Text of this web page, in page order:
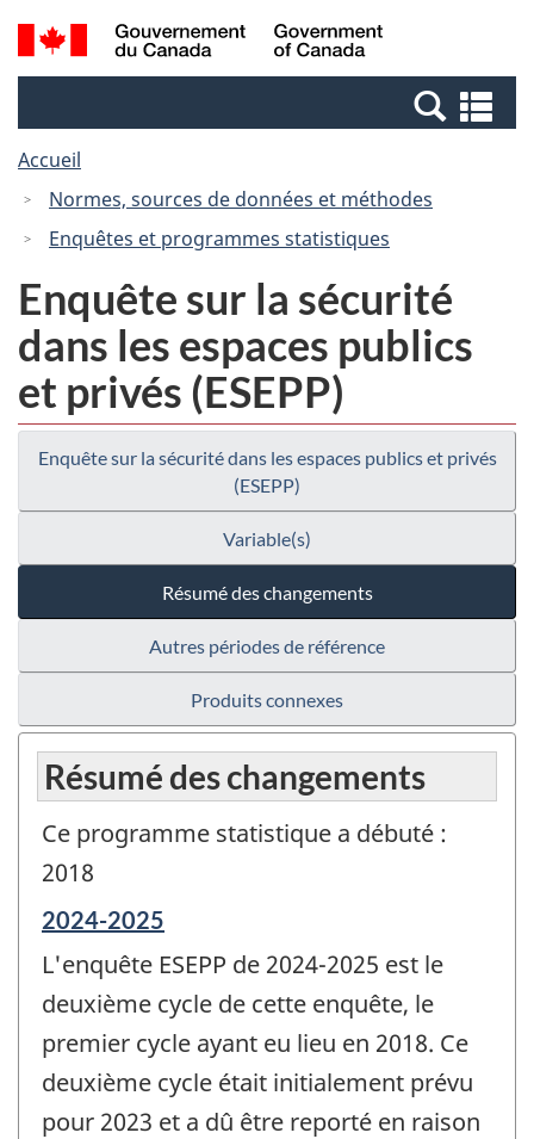
Passer
au
Passer
à
Canada
Recherche
et
et
Accueil
Normes, sources de données et méthodes
Enquêtes et programmes statistiques
Enquête sur la sécurité
dans les espaces publics
et privés (ESEPP)
Enquête sur la sécurité dans les espaces publics et privés
(ESEPP)
Variable(s)
Résumé des changements
Autres périodes de référence
Produits connexes
Résumé des changements
Ce programme statistique a débuté :
2018
Période
référence
de
changement
-
2024-2025
L'enquête ESEPP de 2024-2025 est le
deuxième cycle de cette enquête, le
premier cycle ayant eu lieu en 2018. Ce
deuxième cycle était initialement prévu
pour 2023 et a dû être reporté en raison